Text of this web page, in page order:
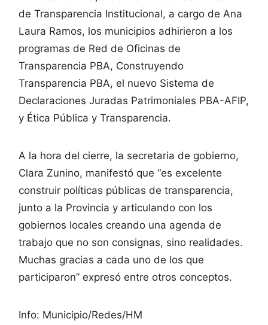
de Transparencia Institucional, a cargo de Ana
Laura Ramos, los municipios adhirieron a los
programas de Red de Oficinas de
Transparencia PBA, Construyendo
Transparencia PBA, el nuevo Sistema de
Declaraciones Juradas Patrimoniales PBA-AFIP,
y Ética Pública y Transparencia.
A la hora del cierre, la secretaria de gobierno,
Clara Zunino, manifestó que “es excelente
construir políticas públicas de transparencia,
junto a la Provincia y articulando con los
gobiernos locales creando una agenda de
trabajo que no son consignas, sino realidades.
Muchas gracias a cada uno de los que
participaron” expresó entre otros conceptos.
Info: Municipio/Redes/HM